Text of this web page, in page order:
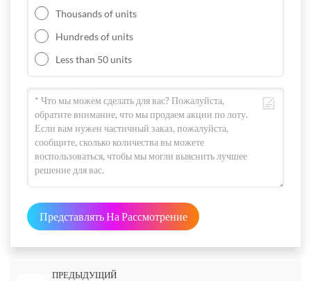
Thousands of units
Hundreds of units
Less than 50 units
Представлять На Рассмотрение
ПРЕДЫДУЩИЙ